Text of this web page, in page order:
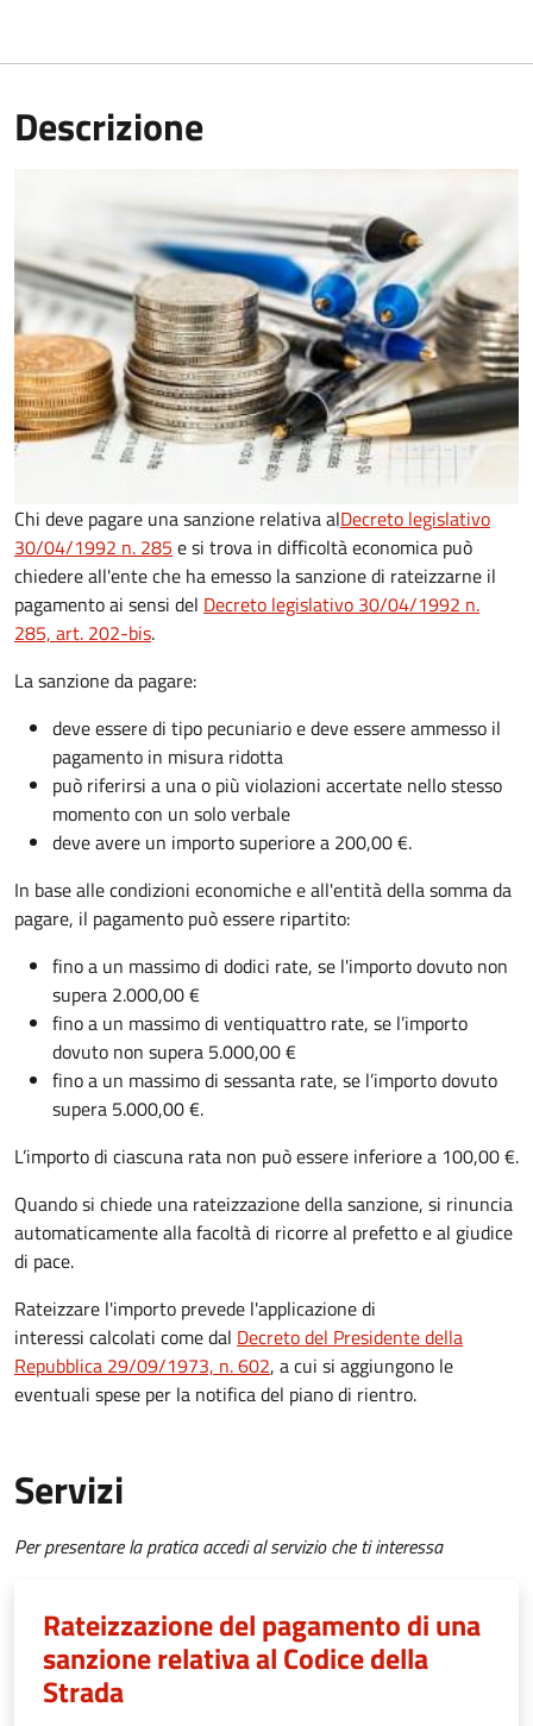
Descrizione
Chi deve pagare una sanzione relativa alDecreto legislativo
30/04/1992 n. 285 e si trova in difficoltà economica può
chiedere all'ente che ha emesso la sanzione di rateizzarne il
pagamento ai sensi del Decreto legislativo 30/04/1992 n.
285, art. 202-bis.
La sanzione da pagare:
deve essere di tipo pecuniario e deve essere ammesso il
pagamento in misura ridotta
può riferirsi a una o più violazioni accertate nello stesso
momento con un solo verbale
deve avere un importo superiore a 200,00 €.
In base alle condizioni economiche e all'entità della somma da
pagare, il pagamento può essere ripartito:
fino a un massimo di dodici rate, se l'importo dovuto non
supera 2.000,00 €
fino a un massimo di ventiquattro rate, se l’importo
dovuto non supera 5.000,00 €
fino a un massimo di sessanta rate, se l’importo dovuto
supera 5.000,00 €.
L’importo di ciascuna rata non può essere inferiore a 100,00 €.
Quando si chiede una rateizzazione della sanzione, si rinuncia
automaticamente alla facoltà di ricorre al prefetto e al giudice
di pace.
Rateizzare l'importo prevede l'applicazione di
interessi calcolati come dal Decreto del Presidente della
Repubblica 29/09/1973, n. 602, a cui si aggiungono le
eventuali spese per la notifica del piano di rientro.
Servizi
Per presentare la pratica accedi al servizio che ti interessa
Rateizzazione del pagamento di una
sanzione relativa al Codice della
Strada